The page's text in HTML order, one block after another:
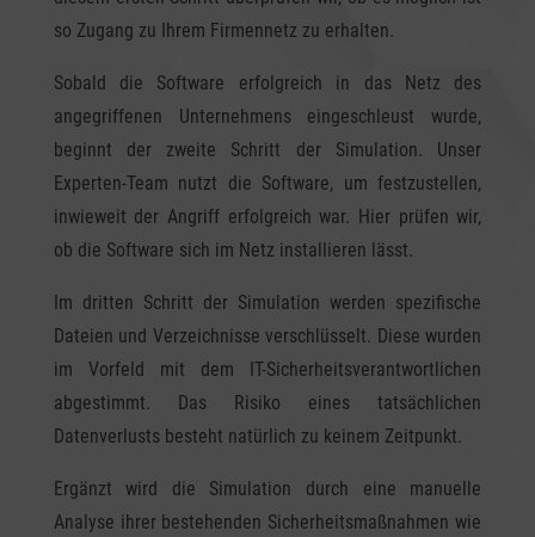
so Zugang zu Ihrem Firmennetz zu erhalten.
Sobald die Software erfolgreich in das Netz des
angegriffenen Unternehmens eingeschleust wurde,
beginnt der zweite Schritt der Simulation. Unser
Experten-Team nutzt die Software, um festzustellen,
inwieweit der Angriff erfolgreich war. Hier prüfen wir,
ob die Software sich im Netz installieren lässt.
Im dritten Schritt der Simulation werden spezifische
Dateien und Verzeichnisse verschlüsselt. Diese wurden
im Vorfeld mit dem IT-Sicherheitsverantwortlichen
abgestimmt. Das Risiko eines tatsächlichen
Datenverlusts besteht natürlich zu keinem Zeitpunkt.
Ergänzt wird die Simulation durch eine manuelle
Analyse ihrer bestehenden Sicherheitsmaßnahmen wie